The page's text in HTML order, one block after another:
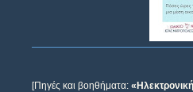
[Πηγές και βοηθήματα: